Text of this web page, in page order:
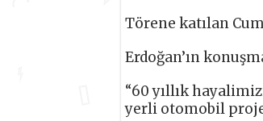
Törene katılan
Erdoğan’ın
“60 yıllık
yerli otomobil